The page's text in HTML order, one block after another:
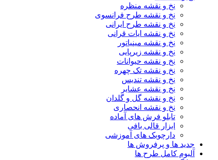
نخ و نقشه منظره
نخ و نقشه طرح فرانسوی
نخ و نقشه طرح ایرانی
نخ و نقشه ایات قرانی
نخ و نقشه مینیاتور
نخ و نقشه زیرپایی
نخ و نقشه حیوانات
نخ و نقشه تک چهره
نخ و نقشه تندیس
نخ و نقشه عشایر
نخ و نقشه گل و گلدان
نخ و نقشه انحصاری
تابلو فرش های آماده
ابزار قالی بافی
دارچوبک های آموزشی
جدید ها و پرفروش ها
آلبوم کامل طرح ها